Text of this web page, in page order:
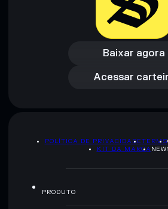
Baixar agora
Baixar agora
Acessar
Acessar
POLÍTICA DE PRIVACIDADETERMS
KIT DA MARCA
PRODUTO